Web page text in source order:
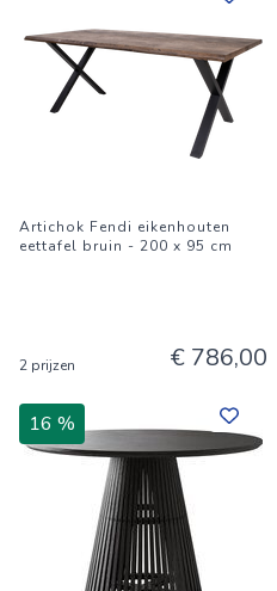
Artichok Fendi eikenhouten
eettafel bruin - 200 x 95 cm
2 prijzen € 786,00
16 %